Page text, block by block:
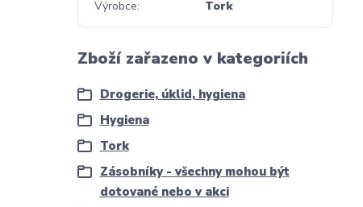
Výrobce Tork
Zboží zařazeno v kategoriích
Drogerie, úklid, hygiena
Hygiena
Tork
Zásobníky - všechny mohou být
dotované nebo v akci